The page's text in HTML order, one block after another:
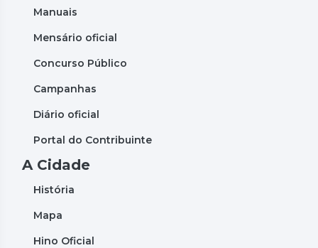
Manuais
Mensário oficial
Concurso Público
Campanhas
Diário oficial
Portal do Contribuinte
A Cidade
História
Mapa
Hino Oficial